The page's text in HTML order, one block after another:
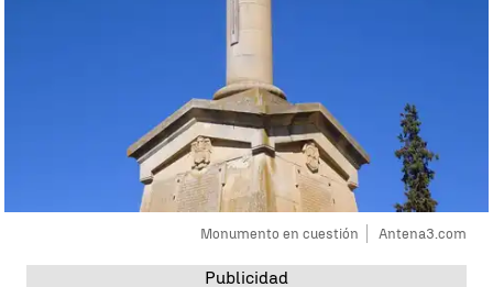
Monumento en cuestión Antena3.com